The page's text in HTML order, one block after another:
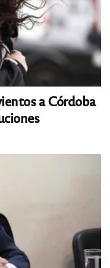
a Córdoba